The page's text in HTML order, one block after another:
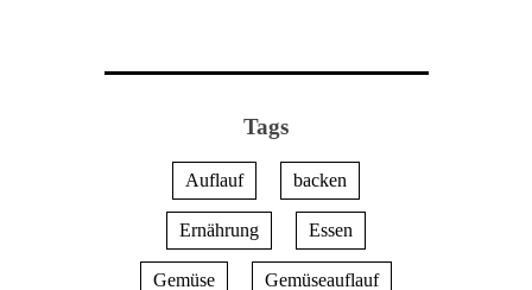
Tags
Auflauf backen
Ernährung Essen
Gemüse Gemüseauflauf